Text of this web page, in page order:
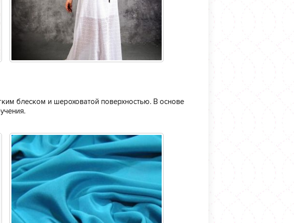
блеском и шероховатой поверхностью. В основе